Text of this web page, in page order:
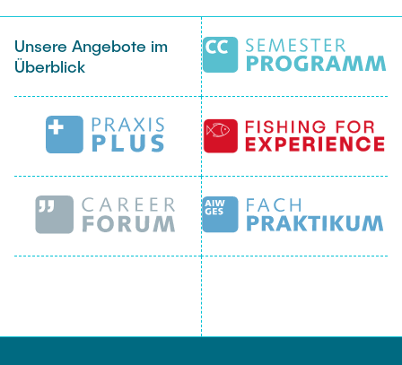
Unsere Angebote im
Überblick